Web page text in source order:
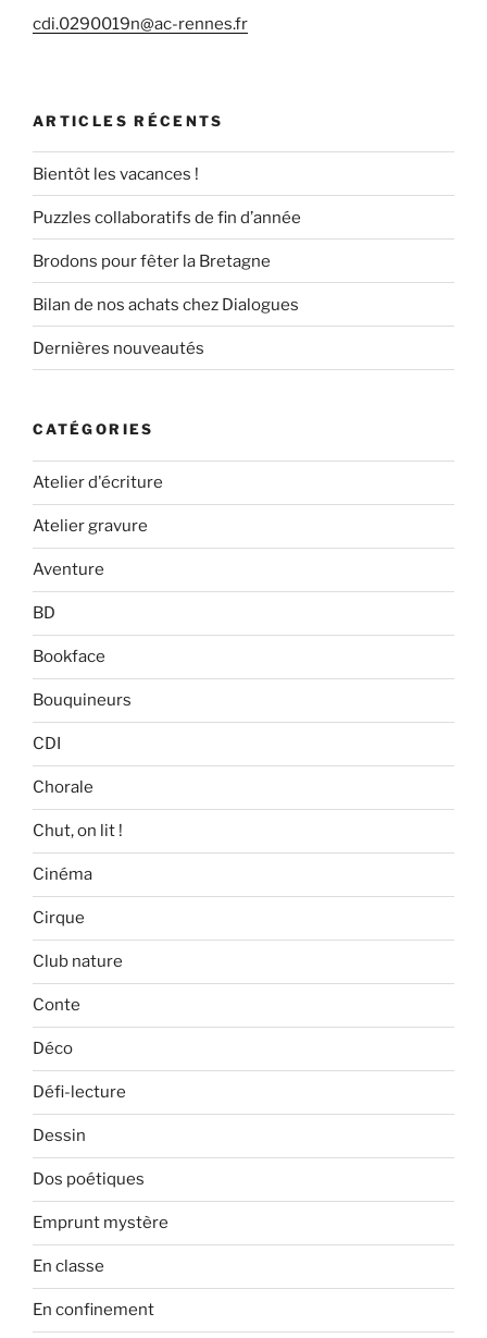
cdi.0290019n@ac-rennes.fr
ARTICLES RÉCENTS
Bientôt les vacances !
Puzzles collaboratifs de fin d’année
Brodons pour fêter la Bretagne
Bilan de nos achats chez Dialogues
Dernières nouveautés
CATÉGORIES
Atelier d'écriture
Atelier gravure
Aventure
BD
Bookface
Bouquineurs
CDI
Chorale
Chut, on lit !
Cinéma
Cirque
Club nature
Conte
Déco
Défi-lecture
Dessin
Dos poétiques
Emprunt mystère
En classe
En confinement